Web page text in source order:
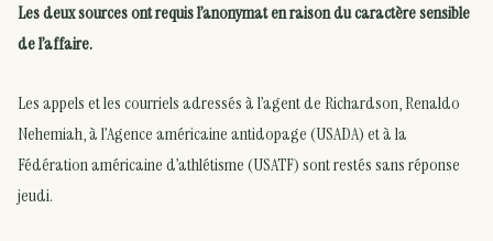
Les deux sources ont requis l’anonymat en raison du caractère sensible
de l’affaire.
Les appels et les courriels adressés à l’agent de Richardson, Renaldo
Nehemiah, à l’Agence américaine antidopage (USADA) et à la
Fédération américaine d’athlétisme (USATF) sont restés sans réponse
jeudi.